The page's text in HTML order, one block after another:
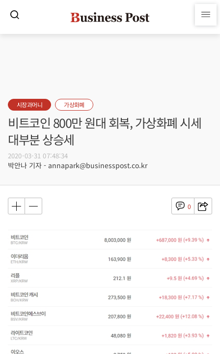
시장과머니 가상화폐
비트코인 800만 원대 회복, 가상화폐 시세
대부분 상승세
2020-03-31 07:48:34
박안나 기자 - annapark@businesspost.co.kr
0